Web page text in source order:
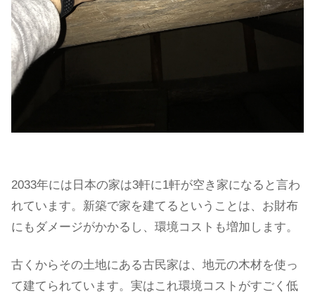
2033年には日本の家は3軒に1軒が空き家になると言わ
れています。新築で家を建てるということは、お財布
にもダメージがかかるし、環境コストも増加します。
古くからその土地にある古民家は、地元の木材を使っ
て建てられています。実はこれ環境コストがすごく低